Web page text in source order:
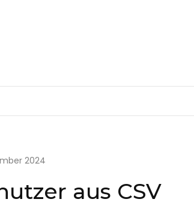
2024
aus CSV